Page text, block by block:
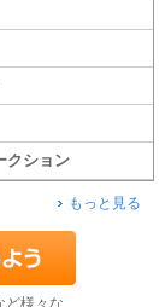
クション
もっと見る
ど様々な